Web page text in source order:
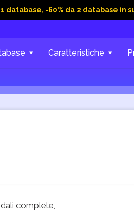
database, -60% da 2 database in
Caratteristiche
complete,